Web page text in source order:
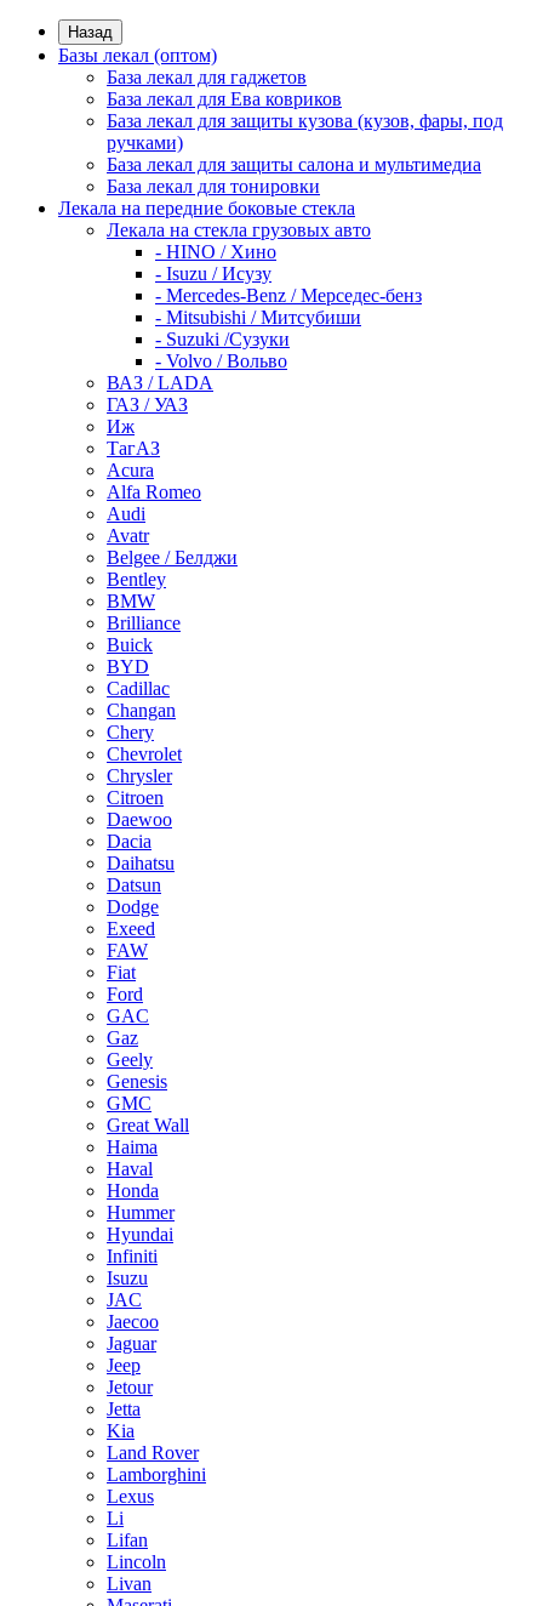
Назад
Базы лекал (оптом)
База лекал для гаджетов
База лекал для Ева ковриков
База лекал для защиты кузова (кузов, фары, под
ручками)
База лекал для защиты салона и мультимедиа
База лекал для тонировки
Лекала на передние боковые стекла
Лекала на стекла грузовых авто
- HINO / Хино
- Isuzu / Исузу
- Mercedes-Benz / Мерседес-бенз
- Mitsubishi / Митсубиши
- Suzuki /Сузуки
- Volvo / Вольво
ВАЗ / LADA
ГАЗ / УАЗ
Иж
ТагАЗ
Acura
Alfa Romeo
Audi
Avatr
Belgee / Белджи
Bentley
BMW
Brilliance
Buick
BYD
Cadillac
Changan
Chery
Chevrolet
Chrysler
Citroen
Daewoo
Dacia
Daihatsu
Datsun
Dodge
Exeed
FAW
Fiat
Ford
GAC
Gaz
Geely
Genesis
GMC
Great Wall
Haima
Haval
Honda
Hummer
Hyundai
Infiniti
Isuzu
JAC
Jaecoo
Jaguar
Jeep
Jetour
Jetta
Kia
Land Rover
Lamborghini
Lexus
Li
Lifan
Lincoln
Livan